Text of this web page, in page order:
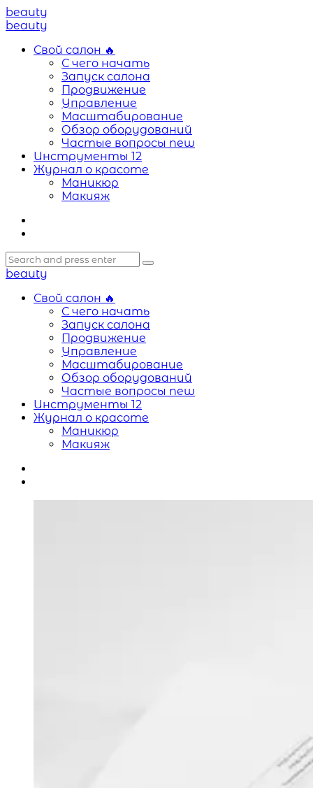
Menu
beauty
Search
Menu
beauty
Свой салон 🔥
С чего начать
Запуск салона
Продвижение
Управление
Масштабирование
Обзор оборудований
Частые вопросы new
Инструменты 12
Журнал о красоте
Маникюр
Макияж
Search
Search
for:
Search
beauty
Свой салон 🔥
С чего начать
Запуск салона
Продвижение
Управление
Масштабирование
Обзор оборудований
Частые вопросы new
Инструменты 12
Журнал о красоте
Маникюр
Макияж